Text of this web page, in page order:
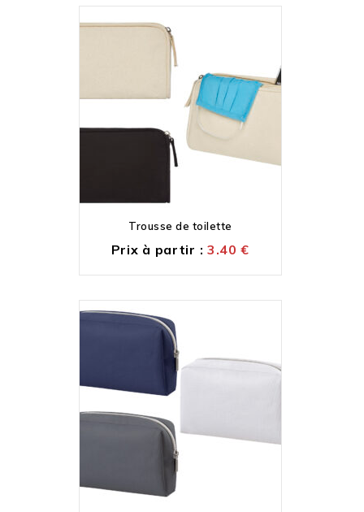
Trousse de toilette
Prix à partir : 3.40€